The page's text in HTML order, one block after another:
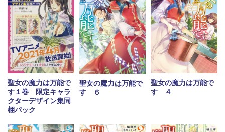
聖女の魔力は万能で
す１巻 限定キャラ
クターデザイン集同
梱パック
聖女の魔力は万能で
す ６
聖女の魔力は万能で
す ４